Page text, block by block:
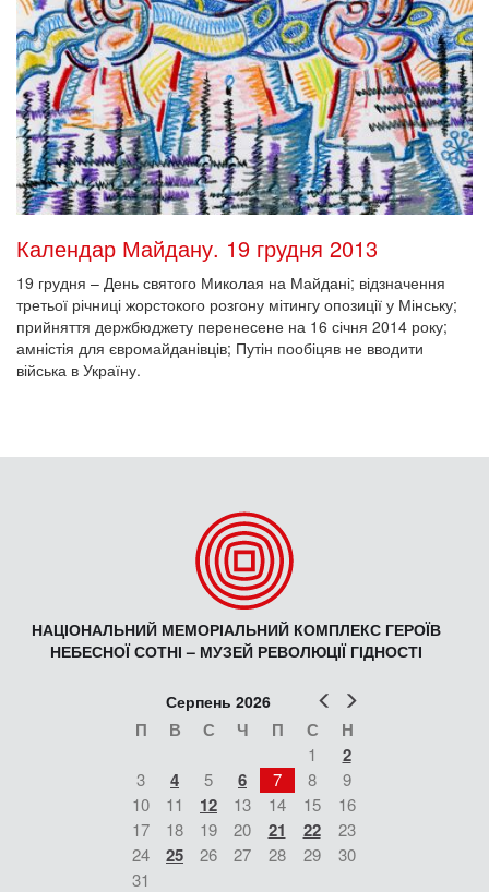
Календар Майдану. 19 грудня 2013
19 грудня – День святого Миколая на Майдані; відзначення
третьої річниці жорстокого розгону мітингу опозиції у Мінську;
прийняття держбюджету перенесене на 16 січня 2014 року;
амністія для євромайданівців; Путін пообіцяв не вводити
війська в Україну.
НАЦІОНАЛЬНИЙ МЕМОРІАЛЬНИЙ КОМПЛЕКС ГЕРОЇВ
НЕБЕСНОЇ СОТНІ – МУЗЕЙ РЕВОЛЮЦІЇ ГІДНОСТІ
Попер
Серпень 2026
П В С Ч П С Н
1 2
3 4 5 6 7 8
9
10
11 12 13 14 15
16
17
18 19 20 21 22
23
24
25 26 27 28 29
30
31